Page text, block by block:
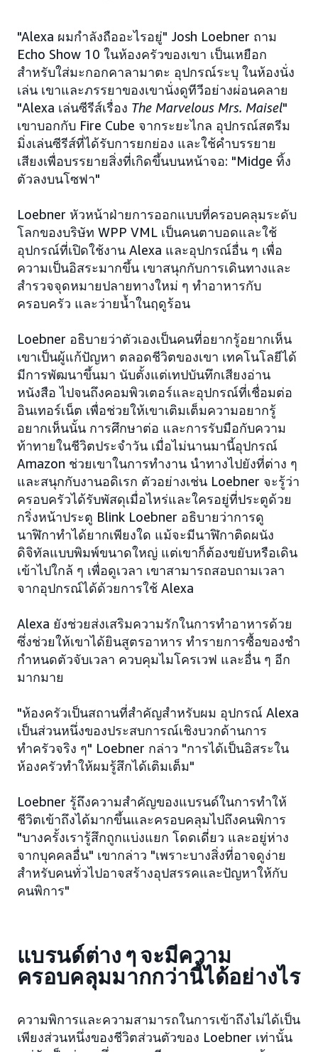
"Alexa ผมกำลังถืออะไรอยู่" Josh Loebner ถาม
Echo Show 10 ในห้องครัวของเขา เป็นเหยือก
สำหรับใส่มะกอกคาลามาตะ อุปกรณ์ระบุ ในห้องนั่ง
เล่น เขาและภรรยาของเขานั่งดูทีวีอย่างผ่อนคลาย
"Alexa เล่นซีรีส์เรื่อง The Marvelous Mrs. Maisel"
เขาบอกกับ Fire Cube จากระยะไกล อุปกรณ์สตรีม
มิ่งเล่นซีรีส์ที่ได้รับการยกย่อง และใช้คำบรรยาย
เสียงเพื่อบรรยายสิ่งที่เกิดขึ้นบนหน้าจอ: "Midge ทิ้ง
ตัวลงบนโซฟา"
Loebner หัวหน้าฝ่ายการออกแบบที่ครอบคลุมระดับ
โลกของบริษัท WPP VML เป็นคนตาบอดและใช้
อุปกรณ์ที่เปิดใช้งาน Alexa และอุปกรณ์อื่น ๆ เพื่อ
ความเป็นอิสระมากขึ้น เขาสนุกกับการเดินทางและ
สำรวจจุดหมายปลายทางใหม่ ๆ ทำอาหารกับ
ครอบครัว และว่ายน้ำในฤดูร้อน
Loebner อธิบายว่าตัวเองเป็นคนที่อยากรู้อยากเห็น
เขาเป็นผู้แก้ปัญหา ตลอดชีวิตของเขา เทคโนโลยีได้
มีการพัฒนาขึ้นมา นับตั้งแต่เทปบันทึกเสียงอ่าน
หนังสือ ไปจนถึงคอมพิวเตอร์และอุปกรณ์ที่เชื่อมต่อ
อินเทอร์เน็ต เพื่อช่วยให้เขาเติมเต็มความอยากรู้
อยากเห็นนั้น การศึกษาต่อ และการรับมือกับความ
ท้าทายในชีวิตประจำวัน เมื่อไม่นานมานี้อุปกรณ์
Amazon ช่วยเขาในการทำงาน นำทางไปยังที่ต่าง ๆ
และสนุกกับงานอดิเรก ตัวอย่างเช่น Loebner จะรู้ว่า
ครอบครัวได้รับพัสดุเมื่อไหร่และใครอยู่ที่ประตูด้วย
กริ่งหน้าประตู Blink Loebner อธิบายว่าการดู
นาฬิกาทำได้ยากเพียงใด แม้จะมีนาฬิกาติดผนัง
ดิจิทัลแบบพิมพ์ขนาดใหญ่ แต่เขาก็ต้องขยับหรือเดิน
เข้าไปใกล้ ๆ เพื่อดูเวลา เขาสามารถสอบถามเวลา
จากอุปกรณ์ได้ด้วยการใช้ Alexa
Alexa ยังช่วยส่งเสริมความรักในการทำอาหารด้วย
ซึ่งช่วยให้เขาได้ยินสูตรอาหาร ทำรายการซื้อของชำ
กำหนดตัวจับเวลา ควบคุมไมโครเวฟ และอื่น ๆ อีก
มากมาย
"ห้องครัวเป็นสถานที่สำคัญสำหรับผม อุปกรณ์ Alexa
เป็นส่วนหนึ่งของประสบการณ์เชิงบวกด้านการ
ทำครัวจริง ๆ" Loebner กล่าว "การได้เป็นอิสระใน
ห้องครัวทำให้ผมรู้สึกได้เติมเต็ม"
Loebner รู้ถึงความสำคัญของแบรนด์ในการทำให้
ชีวิตเข้าถึงได้มากขึ้นและครอบคลุมไปถึงคนพิการ
"บางครั้งเรารู้สึกถูกแบ่งแยก โดดเดี่ยว และอยู่ห่าง
จากบุคคลอื่น" เขากล่าว "เพราะบางสิ่งที่อาจดูง่าย
สำหรับคนทั่วไปอาจสร้างอุปสรรคและปัญหาให้กับ
คนพิการ"
แบรนด์ต่าง ๆ จะมีความ
ครอบคลุมมากกว่านี้ได้อย่างไร
ความพิการและความสามารถในการเข้าถึงไม่ได้เป็น
เพียงส่วนหนึ่งของชีวิตส่วนตัวของ Loebner เท่านั้น